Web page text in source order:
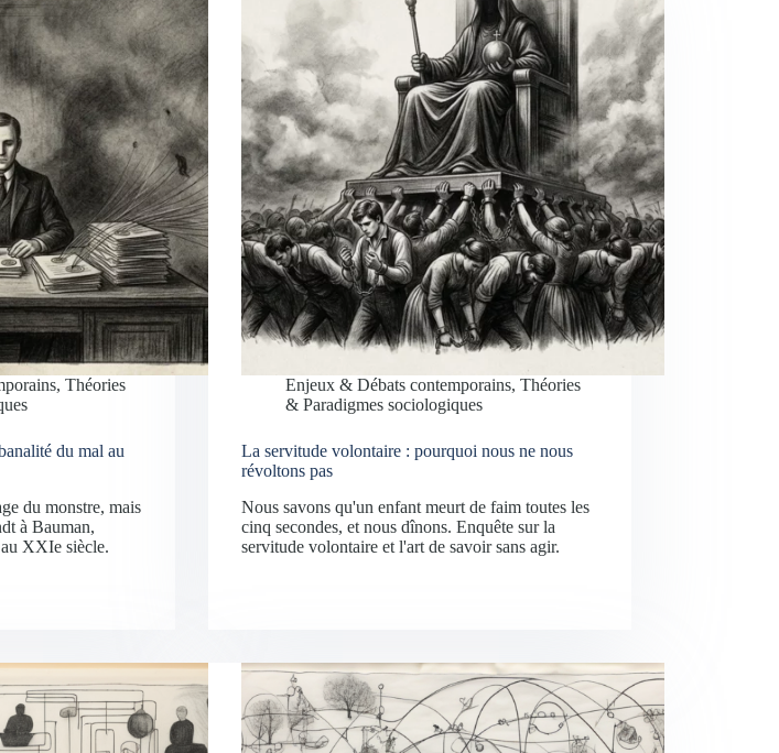
,Théories
du mal au
du monstre, mais
à Bauman,
XXIe siècle.
Enjeux & Débats contemporains,Théories
& Paradigmes sociologiques
La servitude volontaire : pourquoi nous ne nous
révoltons pas
Nous savons qu'un enfant meurt de faim toutes les
cinq secondes, et nous dînons. Enquête sur la
servitude volontaire et l'art de savoir sans agir.